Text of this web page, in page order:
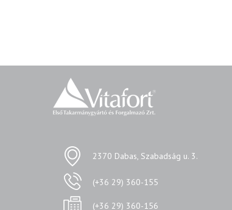
2370 Dabas, Szabadság u. 3.
(+36 29) 360-155
(+36 29) 360-156